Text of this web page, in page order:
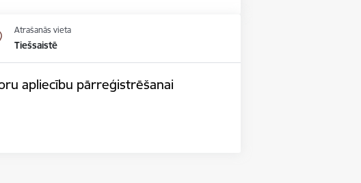
Atrašanās vieta
Tiešsaistē
apliecību pārreģistrēšanai